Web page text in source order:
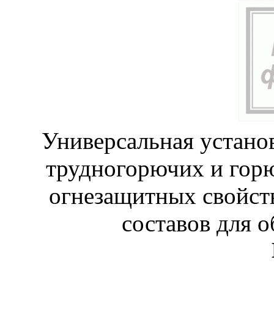
Универсальная
трудногорючих и
огнезащитных
составов для